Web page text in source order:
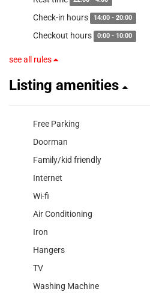
Check-in hours 14:00 - 20:00
Checkout hours 0:00 - 10:00
see all rules
Listing amenities
Free Parking
Doorman
Family/kid friendly
Internet
Wi-fi
Air Conditioning
Iron
Hangers
TV
Washing Machine